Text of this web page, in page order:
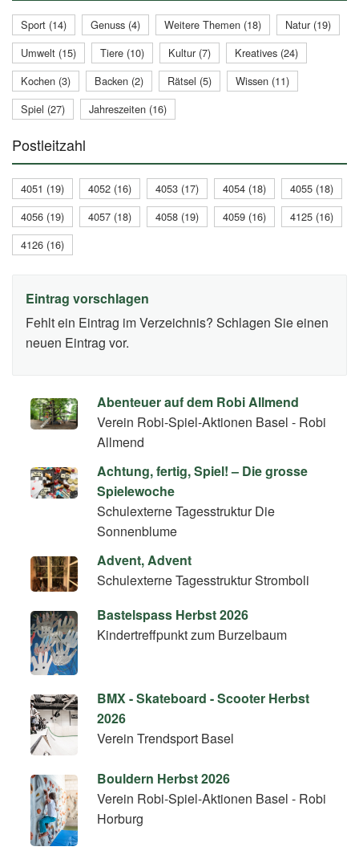
Abenteuer auf dem Robi Allmend
Verein Robi-Spiel-Aktionen Basel - Robi
Allmend
Achtung, fertig, Spiel! – Die grosse
Spielewoche
Schulexterne Tagesstruktur Die
Sonnenblume
Advent, Advent
Schulexterne Tagesstruktur Stromboli
Bastelspass Herbst 2026
Kindertreffpunkt zum Burzelbaum
BMX - Skateboard - Scooter Herbst
2026
Verein Trendsport Basel
Bouldern Herbst 2026
Verein Robi-Spiel-Aktionen Basel - Robi
Horburg
Sport (14) Genuss (4) Weitere Themen (18)
Natur (19)
Umwelt (15)
Tiere (10) Kultur (7)
Kreatives (24)
Kochen (3)
Backen (2) Rätsel (5)
Wissen (11)
Spiel (27)
Jahreszeiten (16)
Postleitzahl
4051 (19) 4052 (16) 4053 (17) 4054 (18)
4055 (18)
4056 (19)
4057 (18) 4058 (19) 4059 (16)
4125 (16)
4126 (16)
Eintrag vorschlagen
Fehlt ein Eintrag im Verzeichnis? Schlagen Sie einen
neuen Eintrag vor.